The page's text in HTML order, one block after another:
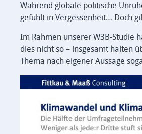
Während globale politische
gefühlt in Vergessenheit… Doch
Im Rahmen unserer W3B-Studie
dies nicht so – insgesamt halten
Thema nach eigener Aussage